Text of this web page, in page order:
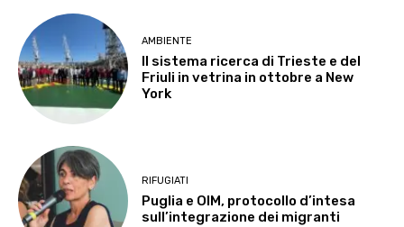
AMBIENTE
Il sistema ricerca di Trieste e del
Friuli in vetrina in ottobre a New
York
RIFUGIATI
Puglia e OIM, protocollo d’intesa
sull’integrazione dei migranti